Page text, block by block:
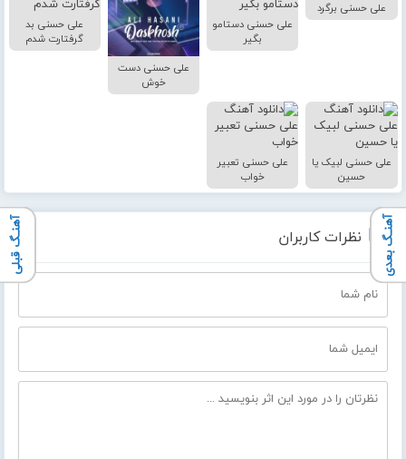
آهنـگ بعدی آهنـگ قبلی
علی حسنی برگرد
علی حسنی دستامو
بگیر
علی حسنی دست
خوش
علی حسنی بد
گرفتارت شدم
علی حسنی لبیک یا
حسین
علی حسنی تعبیر
خواب
نظرات کاربران